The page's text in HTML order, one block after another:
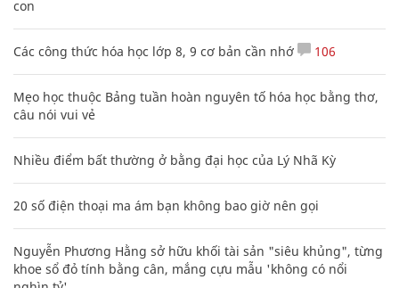
con
Các công thức hóa học lớp 8, 9 cơ bản cần nhớ 106
Mẹo học thuộc Bảng tuần hoàn nguyên tố hóa học bằng thơ,
câu nói vui vẻ
Nhiều điểm bất thường ở bằng đại học của Lý Nhã Kỳ
20 số điện thoại ma ám bạn không bao giờ nên gọi
Nguyễn Phương Hằng sở hữu khối tài sản "siêu khủng", từng
khoe sổ đỏ tính bằng cân, mắng cựu mẫu 'không có nổi